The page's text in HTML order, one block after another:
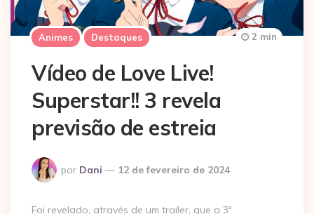
Animes Destaques
Vídeo de Love Live!
Superstar!! 3 revela
previsão de estreia
Postado
por
por Dani 12 de fevereiro de 2024
2 min
Foi revelado, através de um trailer, que a 3ª